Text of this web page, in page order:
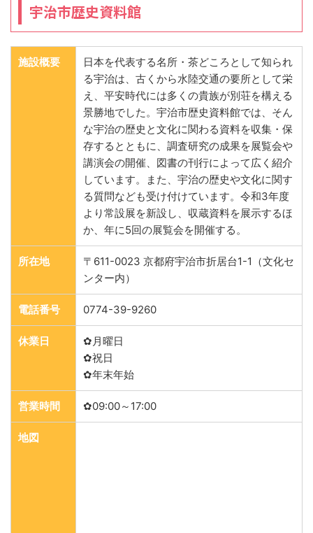
宇治市歴史資料館
施設概要
日本を代表する名所・茶どころとして知られ
る宇治は、古くから水陸交通の要所として栄
え、平安時代には多くの貴族が別荘を構える
景勝地でした。宇治市歴史資料館では、そん
な宇治の歴史と文化に関わる資料を収集・保
存するとともに、調査研究の成果を展覧会や
講演会の開催、図書の刊行によって広く紹介
しています。また、宇治の歴史や文化に関す
る質問なども受け付けています。令和3年度
より常設展を新設し、収蔵資料を展示するほ
か、年に5回の展覧会を開催する。
所在地
〒611-0023 京都府宇治市折居台1-1（文化セ
ンター内）
電話番号 0774-39-9260
休業日
✿月曜日
✿祝日
✿年末年始
営業時間 ✿09:00～17:00
地図